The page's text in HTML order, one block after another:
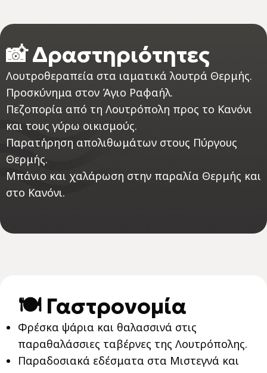
📸 Δραστηριότητες
Λουτροθεραπεία στα ιαματικά λουτρά Θερμής.
Προσκύνημα στον Άγιο Ραφαήλ.
Πεζοπορία από τη Λουτρόπολη προς το Κανόνι
και τους γύρω οικισμούς.
Παρατήρηση απολιθωμάτων στους Πύργους
Θερμής.
Μπάνιο και χαλάρωση στην παραλία Θερμής και
στο Κανόνι.
🍽️ Γαστρονομία
Φρέσκα ψάρια και θαλασσινά στις
παραθαλάσσιες ταβέρνες της Λουτρόπολης.
Παραδοσιακά εδέσματα στα Μιστεγνά και